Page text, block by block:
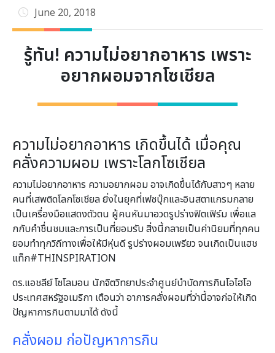
June 20, 2018
รู้ทัน! ความไม่อยากอาหาร เพราะ
อยากผอมจากโซเชียล
ความไม่อยากอาหาร เกิดขึ้นได้ เมื่อคุณ
คลั่งความผอม เพราะโลกโซเชียล
ความไม่อยากอาหาร ความอยากผอม อาจเกิดขึ้นได้กับสาวๆ หลาย
คนที่เสพติดโลกโซเชียล ยิ่งในยุคที่เฟซบุ๊กและอินสตาแกรมกลาย
เป็นเครื่องมือแสดงตัวตน ผู้คนหันมาอวดรูปร่างฟิตเฟิร์ม เพื่อแล
กกับคําชื่นชมและการเป็นที่ยอมรับ สิ่งนี้กลายเป็นค่านิยมที่ทุกคน
ยอมทําทุกวิถีทางเพื่อให้มีหุ่นดี รูปร่างผอมเพรียว จนเกิดเป็นแฮช
แท็ก#THINSPIRATION
ดร.แอชลีย์ โซโลมอน นักจิตวิทยาประจําศูนย์บําบัดการกินโอไฮโอ
ประเทศสหรัฐอเมริกา เตือนว่า อาการคลั่งผอมที่ว่านี้อาจก่อให้เกิด
ปัญหาการกินตามมาได้ ดังนี้
คลั่งผอม ก่อปัญหาการกิน